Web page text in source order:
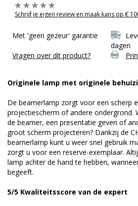
Schrijf je eigen review en maak kans op €
Met 'geen gezeur' garantie
dagen
Vragen over dit product?
Originele lamp met originele
De beamerlamp zorgt voor een scherp
projectiescherm of andere ondergrond.
de beamer, een presentatie geven of
groot scherm projecteren? Dankzij de
beamerlamp kunt u weer snel gebruik
zorgt u voor een reserve-exemplaar.
lamp achter de hand te hebben,
begeeft.
5/5 Kwaliteitsscore van de expert